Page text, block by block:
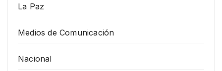
La Paz
Medios de Comunicación
Nacional